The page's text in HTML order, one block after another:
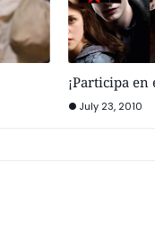
¡Participa
July 23, 2010